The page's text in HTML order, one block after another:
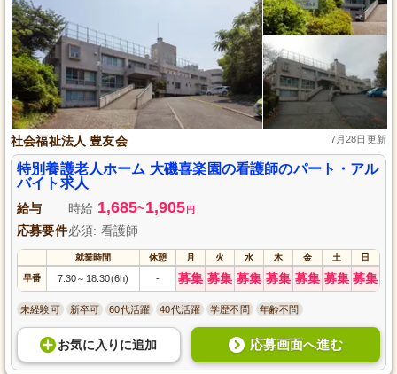
社会福祉法人 豊友会 7月28日更新
特別養護老人ホーム 大磯喜楽園の看護師のパート・アル
バイト求人
給与 時給 1,685~1,905 円
応募要件必須: 看護師
就業時間 休憩 月 火 水 木 金 土 日
早番 7:30～ 18:30(6h) - 募集 募集 募集 募集 募集 募集 募集
未経験可 新卒可 60代活躍 40代活躍 学歴不問 年齢不問
お気に入り に追加 応募画面へ進む